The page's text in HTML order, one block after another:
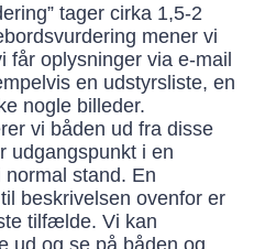
tager cirka 1,5-2
mener vi
får oplysninger via e-mail
en udstyrsliste, en
nogle billeder.
vi båden ud fra disse
udgangspunkt i en
stand. En
beskrivelsen ovenfor er
tilfælde. Vi kan
ud og se på båden og